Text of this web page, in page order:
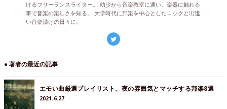
けるフリーランスライター。 幼少から音楽教室に通い、楽器に触れる
事で音楽の楽しさを知る。 大学時代に邦楽を中心としたロックと出逢
い音楽漬けの日々に。
● 著者の最近の記事
エモい曲厳選プレイリスト。夜の雰囲気とマッチする邦楽8選
2021.6.27